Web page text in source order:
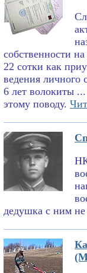
собственности
22 сотки как
ведения личного
6 лет волокиты
этому поводу.
дедушка с ним не